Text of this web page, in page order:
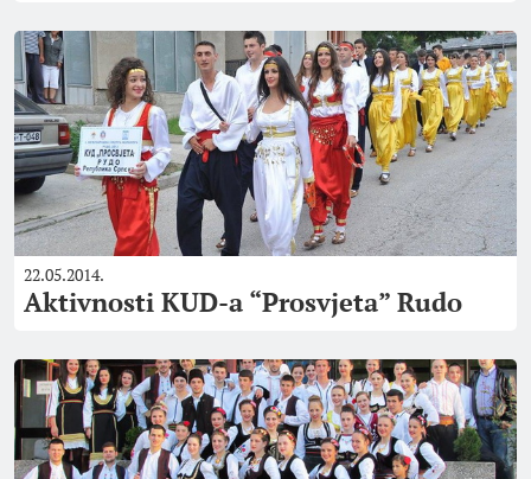
22.05.2014.
Aktivnosti KUD-a “Prosvjeta” Rudo